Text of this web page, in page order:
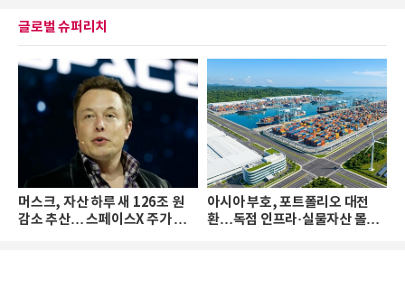
글로벌 슈퍼리치
머스크, 자산 하루 새 126조 원
감소 추산… 스페이스X 주가 하
아시아 부호, 포트폴리오 대전
환…독점 인프라·실물자산 몰린